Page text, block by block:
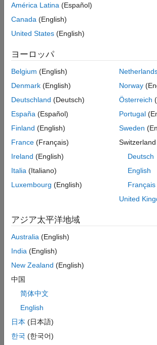
Description
Input Arguments
Output Arguments
Version History
See Also
example
collapse all
Modify Line Numbers for Line
This example shows how to modify line
slreq.TextRange
Open themyAdd code file and load the
requirement set.
Get theslreq.TextRange
in themyAdd
object.
lines = getLineRange(cr)
América Latina (Español)
Canada (English)
United States (English)
ヨーロッパ
Belgium (English)
Denmark (English)
Deutschland (Deutsch)
España (Español)
Finland (English)
France (Français)
Ireland (English)
Italia (Italiano)
Luxembourg (English)
Norway
Österreich
Portugal
Sweden
Switzerland
Deutsch
English
Français
United
アジア太平洋地域
Australia (English)
India (English)
New Zealand (English)
中国
简体中文
English
日本 (日本語)
한국 (한국어)